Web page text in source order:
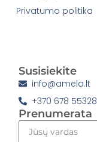
Privatumo politika
Susisiekite
info@amela.lt
+370 678 55328
Prenumerata